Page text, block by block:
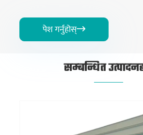
पेश गर्नुहोस्
सम्बन्धित